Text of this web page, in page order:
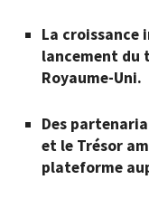
La croissance
lancement du
Royaume-Uni.
Des
et le Trésor
plateforme